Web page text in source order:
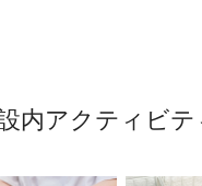
内アクティビテ